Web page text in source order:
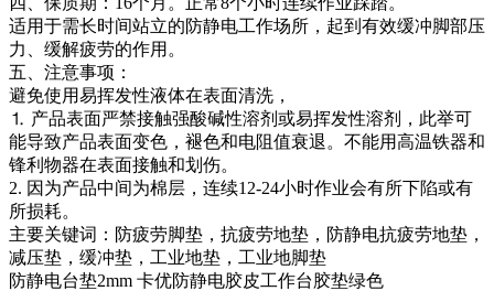
适用于需长时间站立的防静电工作场所，起到有效缓冲脚部压
力、缓解疲劳的作用。
五、注意事项：
避免使用易挥发性液体在表面清洗，
⒈ 产品表面严禁接触强酸碱性溶剂或易挥发性溶剂，此举可
能导致产品表面变色，褪色和电阻值衰退。不能用高温铁器和
锋利物器在表面接触和划伤。
2. 因为产品中间为棉层，连续12-24小时作业会有所下陷或有
所损耗。
主要关键词：防疲劳脚垫，抗疲劳地垫，防静电抗疲劳地垫，
减压垫，缓冲垫，工业地垫，工业地脚垫
防静电台垫2mm 卡优防静电胶皮工作台胶垫绿色